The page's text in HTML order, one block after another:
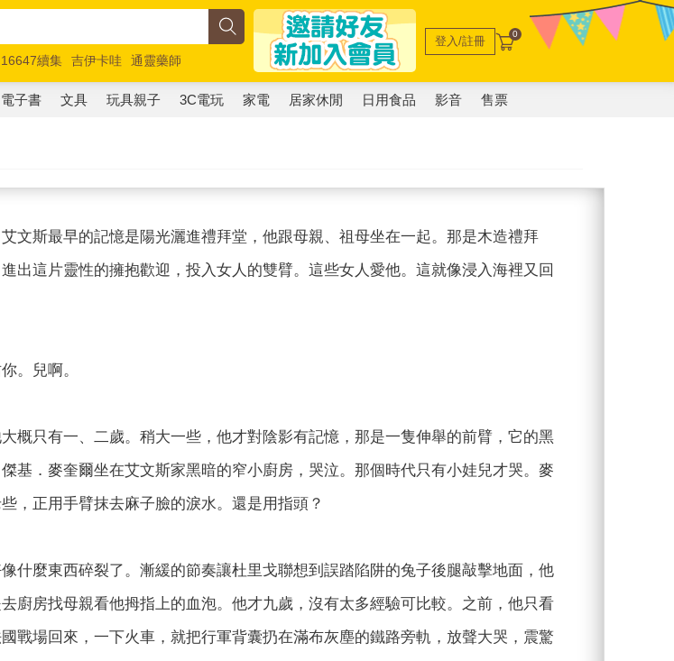
16647續集 吉伊卡哇
通靈藥師
總動員5 超慢跑
登入/註冊 0
電子書 文具 玩具親子 3C電玩 家電 居家休閒 日用食品 影音 售票
文斯最早的記憶是陽光灑進禮拜堂，他跟母親、祖母坐在一起。那是木造禮拜
出這片靈性的擁抱歡迎，投入女人的雙臂。這些女人愛他。這就像浸入海裡又回
。兒啊。
概只有一、二歲。稍大一些，他才對陰影有記憶，那是一隻伸舉的前臂，它的黑
基．麥奎爾坐在艾文斯家黑暗的窄小廚房，哭泣。那個時代只有小娃兒才哭。麥
，正用手臂抹去麻子臉的淚水。還是用指頭？
什麼東西碎裂了。漸緩的節奏讓杜里戈聯想到誤踏陷阱的兔子後腿敲擊地面，他
廚房找母親看他拇指上的血泡。他才九歲，沒有太多經驗可比較。之前，他只看
戰場回來，一下火車，就把行軍背囊扔在滿布灰塵的鐵路旁軌，放聲大哭，震驚